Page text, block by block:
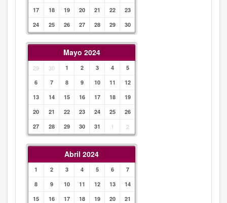
17
18 19 20 21 22
23
24
25 26 27 28 29 30
Mayo 2024
29 30 1 2 3 4
5
6
7 8 9 10 11
12
13
14 15 16 17 18
19
20
21 22 23 24 25
26
27
28 29 30 31 1 2
Abril 2024
1 2 3 4 5 6
7
8
9 10 11 12 13
14
15
16 17 18 19 20
21